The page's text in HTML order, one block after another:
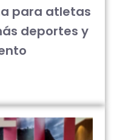
para atletas
deportes y